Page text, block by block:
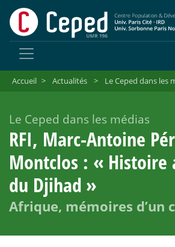
Accueil > Actualités > Le Ceped dans les
Le Ceped dans les médias
RFI, Marc-Antoine
Montclos : « Histoire
du Djihad »
Afrique, mémoires d’un